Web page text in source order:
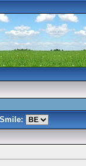
Smile: